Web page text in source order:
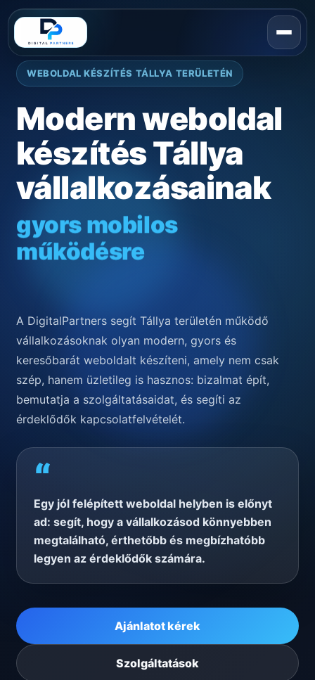
WEBOLDAL KÉSZÍTÉS TÁLLYA TERÜLETÉN
Modern weboldal
készítés Tállya
vállalkozásainak
gyors mobilos
működésre
A DigitalPartners segít Tállya területén működő
vállalkozásoknak olyan modern, gyors és
keresőbarát weboldalt készíteni, amely nem csak
szép, hanem üzletileg is hasznos: bizalmat épít,
bemutatja a szolgáltatásaidat, és segíti az
érdeklődők kapcsolatfelvételét.
“
Egy jól felépített weboldal helyben is előnyt
ad: segít, hogy a vállalkozásod könnyebben
megtalálható, érthetőbb és megbízhatóbb
legyen az érdeklődők számára.
Ajánlatot kérek
Szolgáltatások